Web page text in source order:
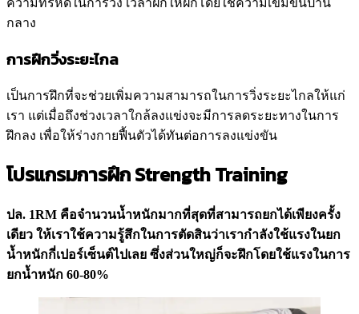
ความทรหดในการวิ่ง เวลาฝึกให้ฝึกโดยใช้ความเข้มข้นปาน
กลาง
การฝึกวิ่งระยะไกล
เป็นการฝึกที่จะช่วยเพิ่มความสามารถในการวิ่งระยะไกลให้แก่
เรา แต่เมื่อถึงช่วงเวลาใกล้ลงแข่งจะมีการลดระยะทางในการ
ฝึกลง เพื่อให้ร่างกายฟื้นตัวได้ทันต่อการลงแข่งขัน
โปรแกรมการฝึก Strength Training
ปล. 1RM คือจำนวนน้ำหนักมากที่สุดที่สามารถยกได้เพียงครั้ง
เดียว ให้เราใช้ความรู้สึกในการตัดสินว่าเรากำลังใช้แรงในยก
น้ำหนักกี่เปอร์เซ็นต์ไปเลย ซึ่งส่วนใหญ่ก็จะฝึกโดยใช้แรงในการ
ยกน้ำหนัก 60-80%